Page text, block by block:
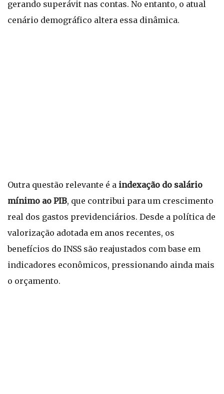
gerando superávit nas contas. No entanto, o atual
cenário demográfico altera essa dinâmica.
Outra questão relevante é a indexação do salário
mínimo ao PIB, que contribui para um crescimento
real dos gastos previdenciários. Desde a política de
valorização adotada em anos recentes, os
benefícios do INSS são reajustados com base em
indicadores econômicos, pressionando ainda mais
o orçamento.